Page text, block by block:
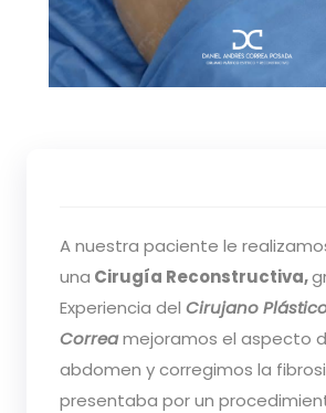
A nuestra paciente le
una Cirugía Reconstructiva,
Experiencia del Cirujano
Correamejoramos el aspecto
abdomen y corregimos la
presentaba por un